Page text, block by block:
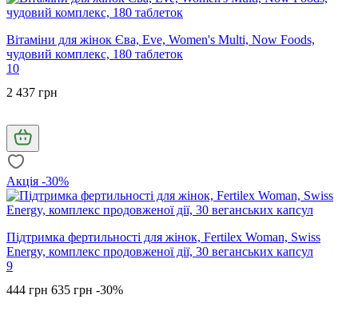
Вітаміни для жінок Єва, Eve, Women's Multi, Now Foods,
чудовий комплекс, 180 таблеток
10
2 437 грн
Акція -30%
Підтримка фертильності для жінок, Fertilex Woman, Swiss
Energy, комплекс продовженої дії, 30 веганських капсул
9
444 грн 635 грн -30%